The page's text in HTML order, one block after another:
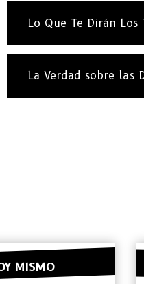
Lo Que Te Dirán Los
La Verdad sobre las
MISMO